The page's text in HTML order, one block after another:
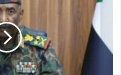
البرهان:
الحكومة
مستعدة
للسلام